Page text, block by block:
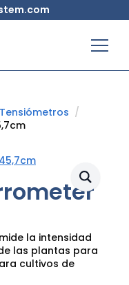
Tensiómetros
la intensidad
las plantas para
cultivos de